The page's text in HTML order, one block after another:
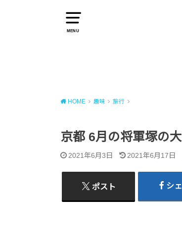
MENU
HOME 趣味 旅行
京都 6月の将軍塚の
2021年6月3日 2021年6月17日
ポスト シ